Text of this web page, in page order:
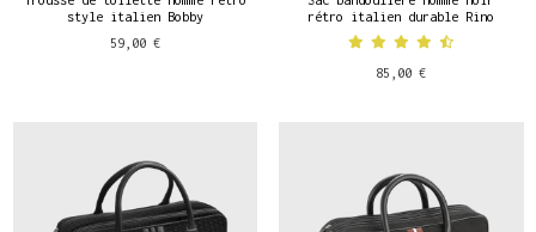
style italien Bobby
59,00 €
rétro italien durable Rino
85,00 €